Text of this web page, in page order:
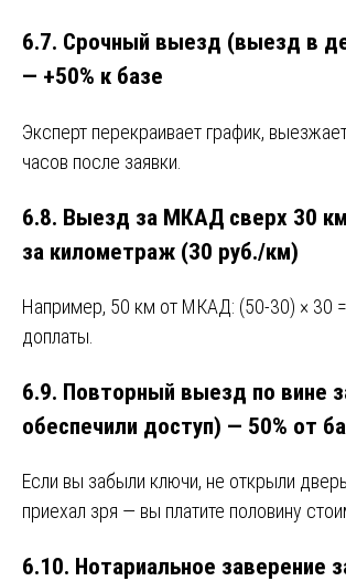
6.7. Срочный выезд (выезд в
— +50% к базе
Эксперт перекраивает график,
часов после заявки.
6.8. Выезд за МКАД сверх 30
за километраж (30 руб./км)
Например, 50 км от МКАД: (50-30) × 30
доплаты.
6.9. Повторный выезд по вине
обеспечили доступ) — 50% от
Если вы забыли ключи, не открыли
приехал зря — вы платите половину
6.10. Нотариальное заверение